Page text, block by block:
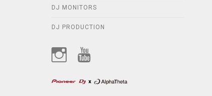
DJ MONITORS
DJ PRODUCTION